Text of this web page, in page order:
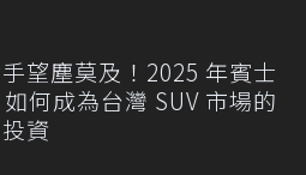
望塵莫及！2025 年賓士
如何成為台灣 SUV 市場的
資